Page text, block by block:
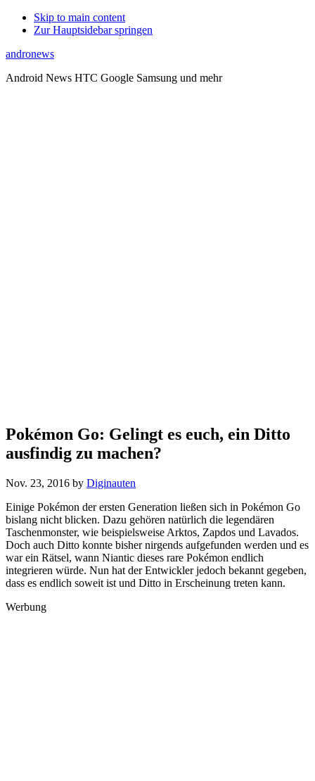
Skip to main content
Zur Hauptsidebar springen
andronews
Android News HTC Google Samsung und mehr
Pokémon Go: Gelingt es euch, ein Ditto
ausfindig zu machen?
Nov. 23, 2016 by Diginauten
Einige Pokémon der ersten Generation ließen sich in Pokémon Go
bislang nicht blicken. Dazu gehören natürlich die legendären
Taschenmonster, wie beispielsweise Arktos, Zapdos und Lavados.
Doch auch Ditto konnte bisher nirgends aufgefunden werden und es
war ein Rätsel, wann Niantic dieses rare Pokémon endlich
integrieren würde. Nun hat der Entwickler jedoch bekannt gegeben,
dass es endlich soweit ist und Ditto in Erscheinung treten kann.
Werbung